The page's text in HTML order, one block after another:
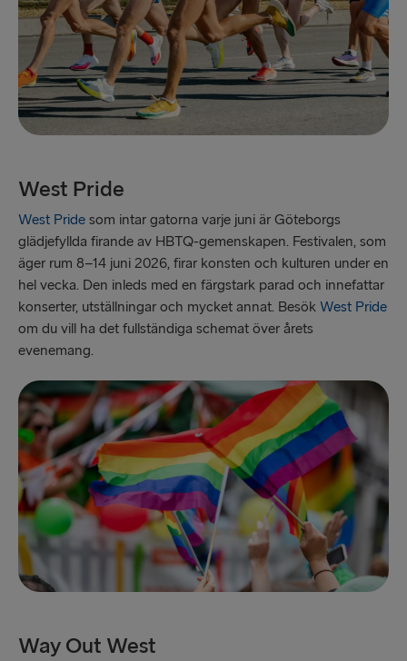
West Pride
West Pride som intar gatorna varje juni är Göteborgs
glädjefyllda firande av HBTQ-gemenskapen. Festivalen, som
äger rum 8–14 juni 2026, firar konsten och kulturen under en
hel vecka. Den inleds med en färgstark parad och innefattar
konserter, utställningar och mycket annat. Besök West Pride
om du vill ha det fullständiga schemat över årets
evenemang.
Way Out West